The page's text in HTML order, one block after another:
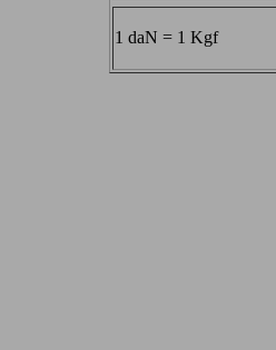
1 daN = 1 Kgf